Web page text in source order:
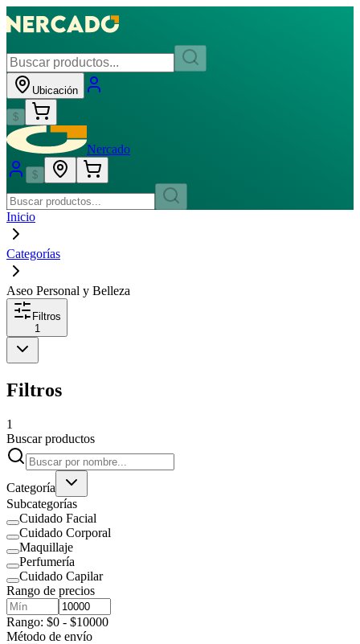
Ubicación
$
Nercado
$
Inicio
Categorías
Aseo Personal y Belleza
Filtros
1
Filtros
1
Buscar productos
Categoría
Subcategorías
Cuidado Facial
Cuidado Corporal
Maquillaje
Perfumería
Cuidado Capilar
Rango de precios
Rango: $0 - $10000
Método de envío